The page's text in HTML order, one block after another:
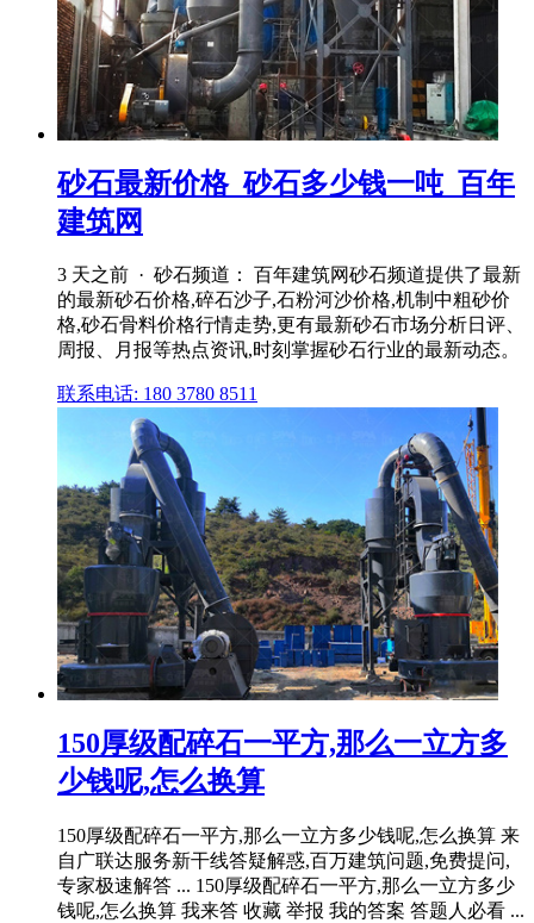
砂石最新价格_砂石多少钱一吨_百年
建筑网
3 天之前 · 砂石频道： 百年建筑网砂石频道提供了最新
的最新砂石价格,碎石沙子,石粉河沙价格,机制中粗砂价
格,砂石骨料价格行情走势,更有最新砂石市场分析日评、
周报、月报等热点资讯,时刻掌握砂石行业的最新动态。
联系电话: 180 3780 8511
150厚级配碎石一平方,那么一立方多
少钱呢,怎么换算
150厚级配碎石一平方,那么一立方多少钱呢,怎么换算 来
自广联达服务新干线答疑解惑,百万建筑问题,免费提问,
专家极速解答 ... 150厚级配碎石一平方,那么一立方多少
钱呢,怎么换算 我来答 收藏 举报 我的答案 答题人必看 ...